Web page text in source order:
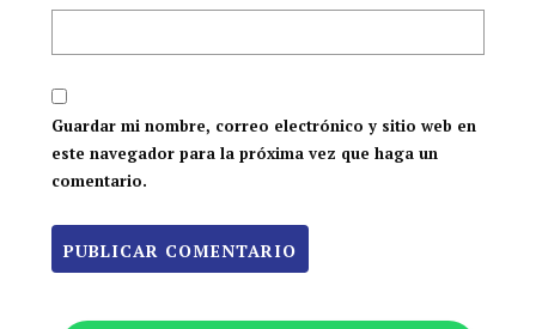
Guardar mi nombre, correo electrónico y sitio web en
este navegador para la próxima vez que haga un
comentario.